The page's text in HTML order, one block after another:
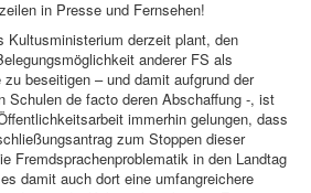
in Presse und Fernsehen!
Kultusministerium derzeit plant, den
anderer FS als
beseitigen – und damit aufgrund der
Schulen de facto deren Abschaffung -, ist
immerhin gelungen, dass
zum Stoppen dieser
Fremdsprachenproblematik in den Landtag
damit auch dort eine umfangreichere